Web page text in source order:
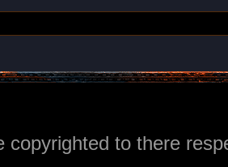
copyrighted to there